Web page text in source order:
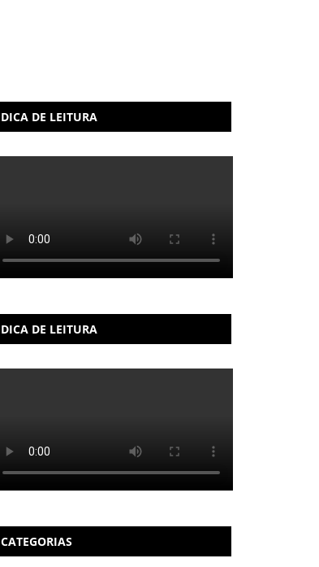
DICA DE LEITURA
DICA DE LEITURA
CATEGORIAS